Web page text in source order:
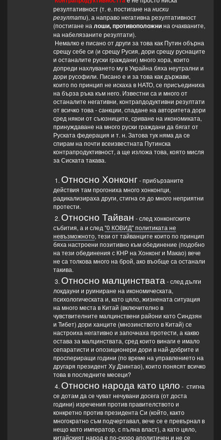
резултативност (т. е. постигане наниски
резултати), а направо негативна резултативност
(постигане налоши, противоположнина очакваните,
на набелязаните резултати).
Немалко е писано от други за това как Путин обърна
срещу себе си (и срещу Русия, дори срещу руснаците
и останалите руски граждани) много хора, които
допреди нахлуването му в Украйна бяха неутрални и
дори русофили. Писано е и за това как държави,
които по принцип не искаха в НАТО, се присъединиха
на бърза ръка към него. Известни са и много от
останалите негативни, контрапдодуктивни резултати
от всичко това - санкции, спадане на авторитета дори
сред някои от съюзниците, сриване на икономиката,
принуждаване на много руски граждани да бягат от
Руската федерация и т. н. Затова тук няма да се
спирам на почти всеизвестната Путинска
контрапродуктивност, а ще изложа това, която мисля
за Сиската такава.
1. Относно Хонконг- прибързаните
действия там прогониха много хонконгци,
радикализираха други, стигна се до много неприятни
протести.
2. Относно Тайван - след хонконгските
събития, а и след"0 КОВИД" политиката не
невъзможното, тези от тайванците които по принцип
бяха настроени позитивно към обединение (подобно
на тези обединения с КНР на Хонконг и Макао) вече
не са толкова много на брой, ако въобще са останали
такива.
3. Относно малцинствата- след дълги
локдауни и руиниране на икономическата,
психологическата и, като цяло, жизнената ситуация
на много места в Китай (включително в
чувствителните малцинствени райони като Синдзян
и Тибет) дори ханците (мнозинството в Китай) се
настроиха негативно и започнаха протести, а какво
остава за малцинствата, сред които винаги е имало
сепаратисти и опозиционери дори в най-добрите и
проспериращи години (по време на управлението на
другаря президент Ху Дзинтао), които понясят всичко
това в последните месеци?
4. Относно народа като цяло - стигна
се дотам да се чуват нечувани досега (от доста
години) изречения против правителството и
конкретно против президента Си (който, както
многократно съм подчертавал, вече се е превърнал в
нещо като император, с пълна власт), а като цяло,
китайският народ е по-скоро аполитичен и не се